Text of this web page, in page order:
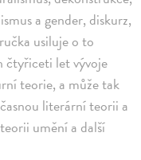
a gender, diskurz,
usiluje o to
čtyřiceti let vývoje
teorie, a může tak
literární teorii a
umění a další